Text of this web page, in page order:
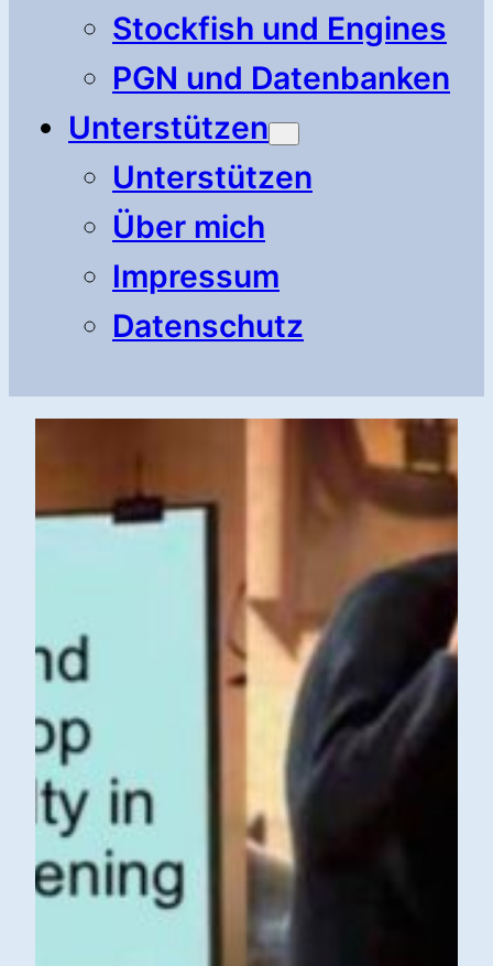
Stockfish und Engines
PGN und Datenbanken
Unterstützen
Unterstützen
Über mich
Impressum
Datenschutz